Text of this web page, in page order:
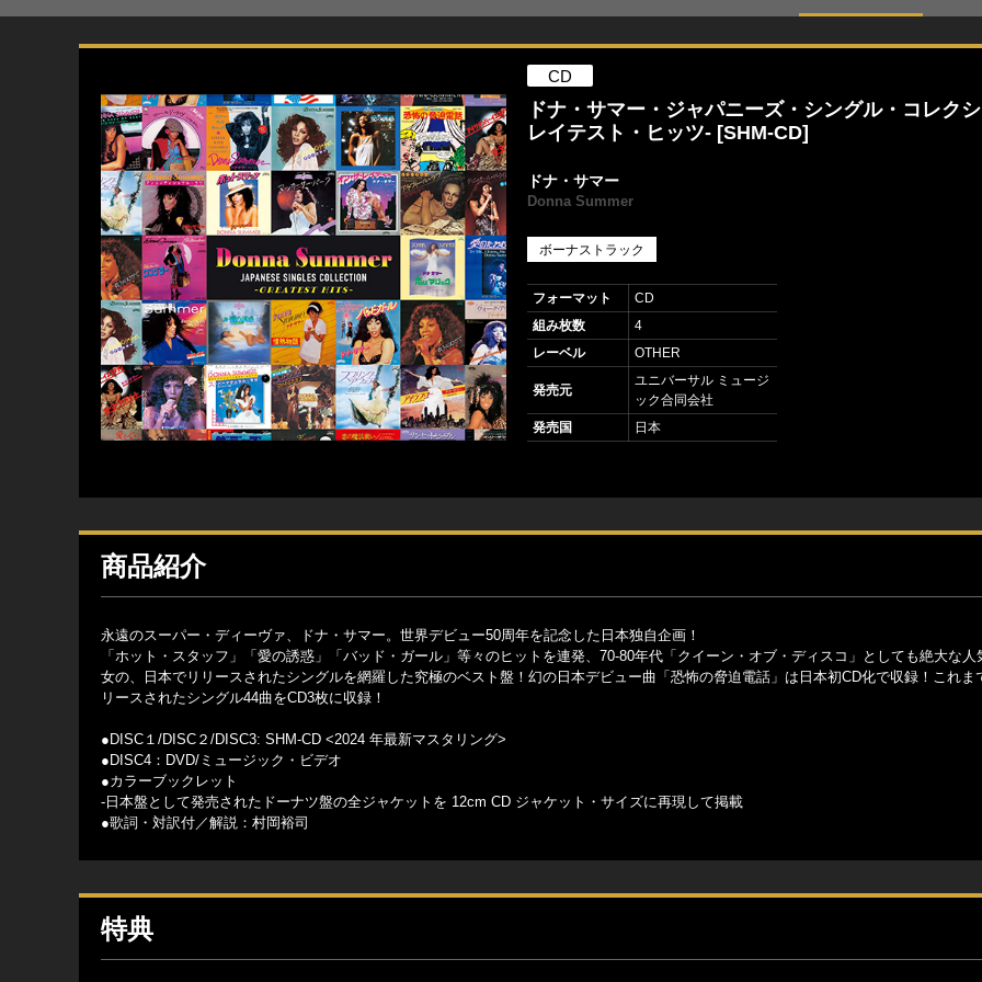
CD
ドナ・サマー・ジャパニーズ・シングル・コレク
レイテスト・ヒッツ- [SHM-CD]
ドナ・サマー
Donna Summer
ボーナストラック
フォーマット
CD
組み枚数
4
レーベル
OTHER
発売元
ユニバーサル ミュージ
ック合同会社
発売国
日本
商品紹介
永遠のスーパー・ディーヴァ、ドナ・サマー。世界デビュー50周年を記念した日本独自企画！
「ホット・スタッフ」「愛の誘惑」「バッド・ガール」等々のヒットを連発、70-80年代「クイーン・オブ・ディスコ」としても絶大な人
女の、日本でリリースされたシングルを網羅した究極のベスト盤！幻の日本デビュー曲「恐怖の脅迫電話」は日本初CD化で収録！これま
リースされたシングル44曲をCD3枚に収録！
●DISC１/DISC２/DISC3: SHM-CD <2024 年最新マスタリング>
●DISC4：DVD/ミュージック・ビデオ
●カラーブックレット
-日本盤として発売されたドーナツ盤の全ジャケットを 12cm CD ジャケット・サイズに再現して掲載
●歌詞・対訳付／解説：村岡裕司
特典